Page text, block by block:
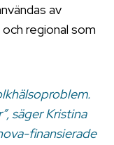
av
regional som
säger Kristina
finansierade